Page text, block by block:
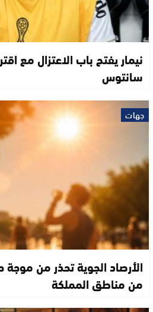
نيمار يفتح باب الاعتزال مع
سانتوس
جهات
الأرصاد الجوية تحذر من
من مناطق المملكة